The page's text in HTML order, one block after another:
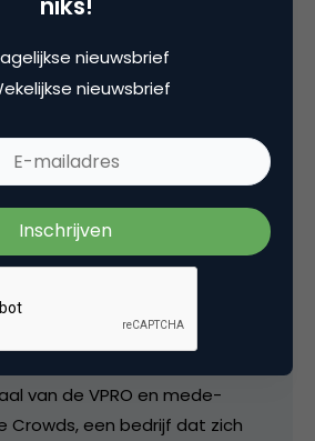
van de VPRO en mede-
Crowds, een bedrijf dat zich
nieuwsbrief
nieuwsbrief